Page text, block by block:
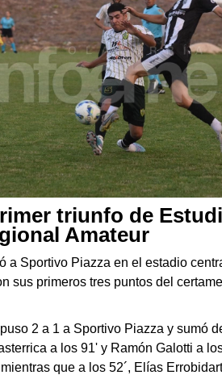
triunfo de
Amateur
a Sportivo Piazza en el estadio
sus primeros tres puntos del
2 a 1 a Sportivo Piazza y sumó
a los 91' y Ramón Galotti a
que a los 52´, Elías